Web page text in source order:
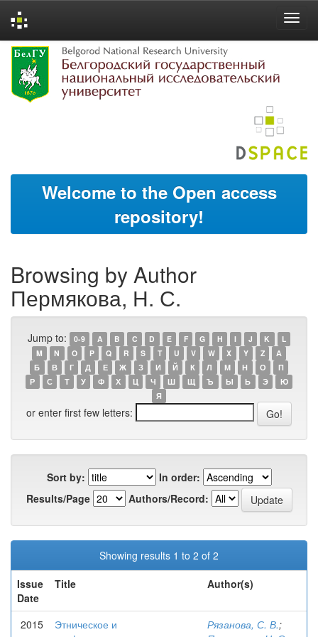
Skip
navigation
Welcome to the Open access
repository!
Browsing by Author
Пермякова, Н. С.
Jump to: 0-9 A B C D E F G H I J K
L
M
N O P Q R S T U V W X Y Z
А
Б
В Г Д Е Ж З И Й К Л М Н О
П
Р
С Т У Ф Х Ц Ч Ш Щ Ъ Ы Ь Э
Ю
Я
or enter first few letters:
Sort by:
In order:
Results/Page
Authors/Record:
Showing results 1 to 2 of 2
Issue
Date
Title Author(s)
2015
Этническое и
Рязанова, С. В.;